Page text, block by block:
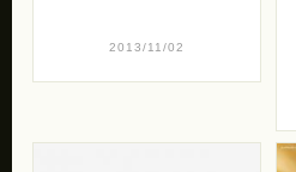
2013/11/02